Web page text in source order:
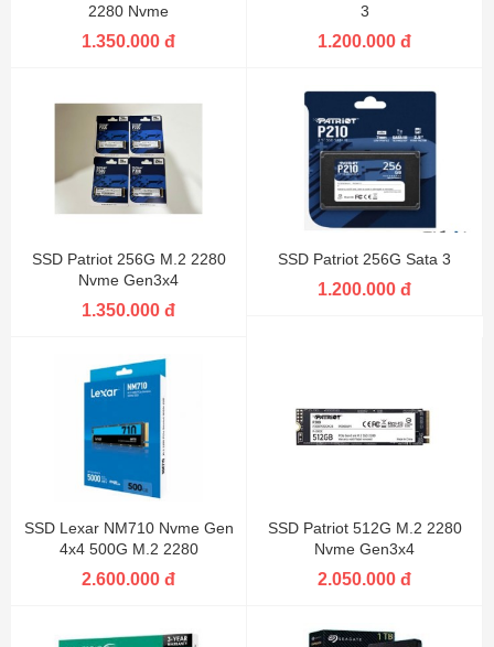
2280 Nvme
1.350.000 đ
3
1.200.000 đ
SSD Patriot 256G M.2 2280
Nvme Gen3x4
1.350.000 đ
SSD Patriot 256G Sata 3
1.200.000 đ
SSD Lexar NM710 Nvme Gen
4x4 500G M.2 2280
2.600.000 đ
SSD Patriot 512G M.2 2280
Nvme Gen3x4
2.050.000 đ